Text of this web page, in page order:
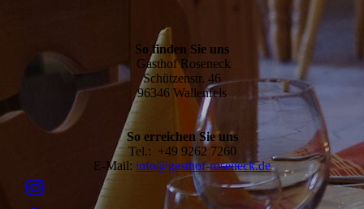
So finden Sie uns
Gasthof Roseneck
Schützenstr. 46
96346 Wallenfels
So erreichen Sie uns
Tel.: +49 9262 7260
E-Mail: info@gasthof-roseneck.de